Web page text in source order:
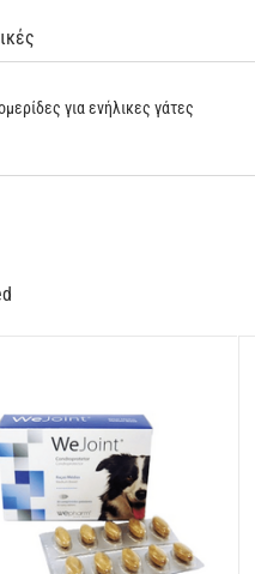
για ενήλικες γάτες